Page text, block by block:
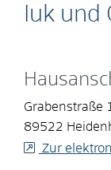
Iuk und
Grabenstraße
89522
Zur